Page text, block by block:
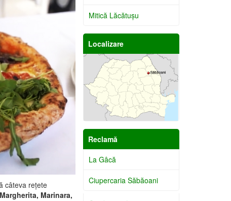
câteva rețete
Marinara,
Mitică Lăcătuşu
Localizare
Reclamă
La Gâcă
Ciupercaria Săbăoani